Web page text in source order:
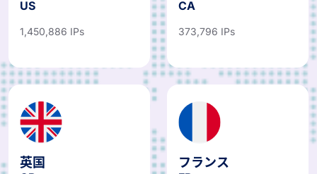
US
1,450,886 IPs
CA
373,796 IPs
英国 フランス